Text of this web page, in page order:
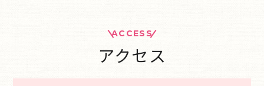
ACCESS
アクセス